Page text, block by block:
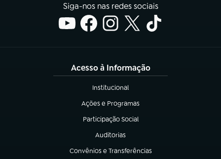
Siga-nos nas redes sociais
Acesso à Informação
Institucional
(abre em nova aba)
Ações e Programas
(abre em nova aba)
Participação Social
(abre em nova aba)
Auditorias
(abre em nova aba)
Convênios e Transferências
(abre em nova aba)